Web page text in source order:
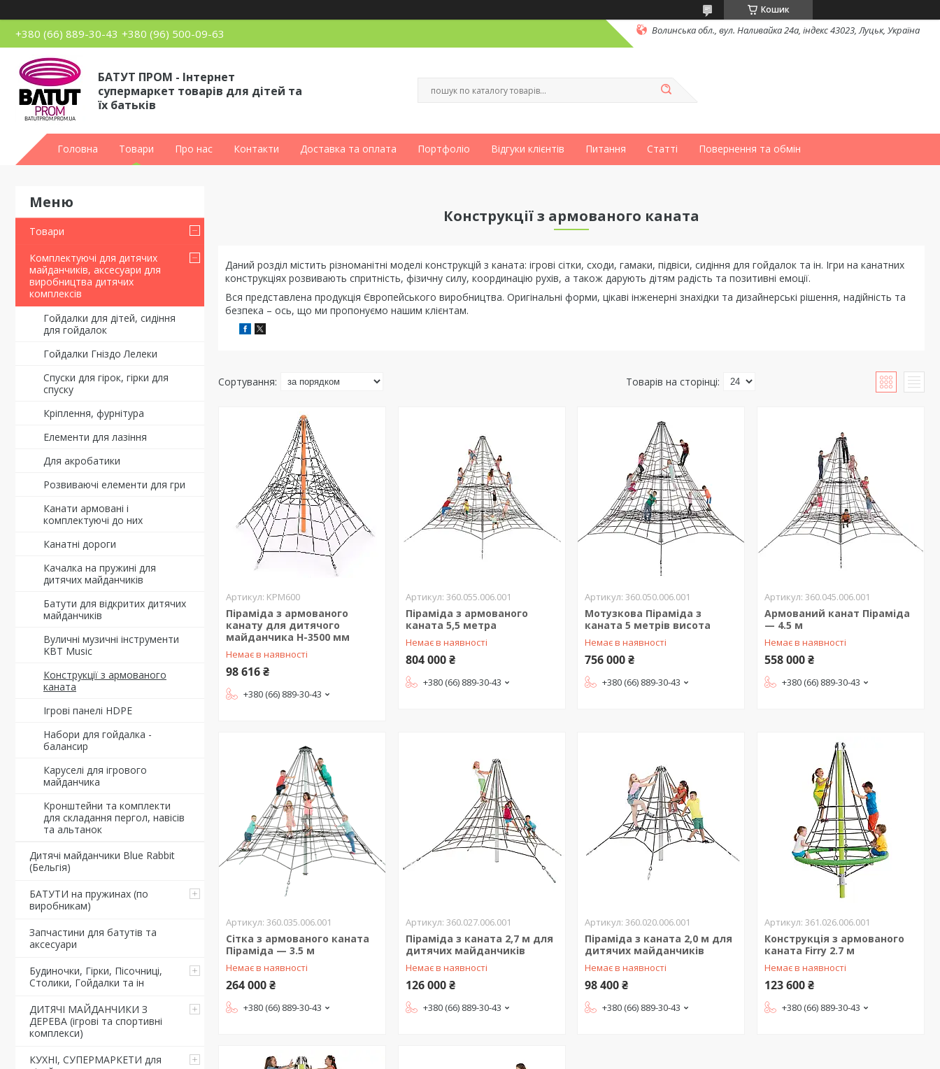
Кошик
+380 (66) 889-30-43 +380 (96) 500-09-63 Волинська обл., вул. Наливайка 24а, індекс 43023, Луцьк, Україна
БАТУТ ПРОМ - Інтернет
супермаркет товарів для дітей та
їх батьків
Головна Товари Про нас Контакти Доставка та оплата Портфоліо Відгуки клієнтів Питання Статті Повернення та обмін
Товари
Комплектуючі для дитячих
майданчиків, аксесуари для
виробництва дитячих
комплексів
Гойдалки для дітей, сидіння
для гойдалок
Гойдалки Гніздо Лелеки
Спуски для гірок, гірки для
спуску
Кріплення, фурнітура
Елементи для лазіння
Для акробатики
Розвиваючі елементи для гри
Канати армовані і
комплектуючі до них
Канатні дороги
Качалка на пружині для
дитячих майданчиків
Батути для відкритих дитячих
майданчиків
Вуличні музичні інструменти
KBT Music
Конструкції з армованого
каната
Ігрові панелі HDPE
Набори для гойдалка -
балансир
Каруселі для ігрового
майданчика
Кронштейни та комплекти
для складання пергол, навісів
та альтанок
Дитячі майданчики Blue Rabbit
(Бельгія)
БАТУТИ на пружинах (по
виробникам)
Запчастини для батутів та
аксесуари
Будиночки, Гірки, Пісочниці,
Столики, Гойдалки та ін
ДИТЯЧІ МАЙДАНЧИКИ З
ДЕРЕВА (ігрові та спортивні
комплекси)
КУХНІ, СУПЕРМАРКЕТИ для
Конструкції з армованого каната
Даний розділ містить різноманітні моделі конструкцій з каната: ігрові сітки, сходи, гамаки, підвіси, сидіння для гойдалок та ін. Ігри на канатних
конструкціях розвивають спритність, фізичну силу, координацію рухів, а також дарують дітям радість та позитивні емоції.
Вся представлена ​​продукція Європейського виробництва. Оригінальні форми, цікаві інженерні знахідки та дизайнерські рішення, надійність та
безпека – ось, що ми пропонуємо нашим клієнтам.
KPM600
Піраміда з армованого
канату для дитячого
майданчика Н-3500 мм
Немає в наявності
98 616 ₴
+380 (66) 889-30-43
360.055.006.001
Піраміда з армованого
каната 5,5 метра
Немає в наявності
804 000 ₴
+380 (66) 889-30-43
360.050.006.001
Мотузкова Піраміда з
каната 5 метрів висота
Немає в наявності
756 000 ₴
+380 (66) 889-30-43
360.045.006.001
Армований канат Піраміда
— 4.5 м
Немає в наявності
558 000 ₴
+380 (66) 889-30-43
360.035.006.001
Сітка з армованого каната
Піраміда — 3.5 м
Немає в наявності
264 000 ₴
+380 (66) 889-30-43
360.027.006.001
Піраміда з каната 2,7 м для
дитячих майданчиків
Немає в наявності
126 000 ₴
+380 (66) 889-30-43
360.020.006.001
Піраміда з каната 2,0 м для
дитячих майданчиків
Немає в наявності
98 400 ₴
+380 (66) 889-30-43
361.026.006.001
Конструкція з армованого
каната Firry 2.7 м
Немає в наявності
123 600 ₴
+380 (66) 889-30-43